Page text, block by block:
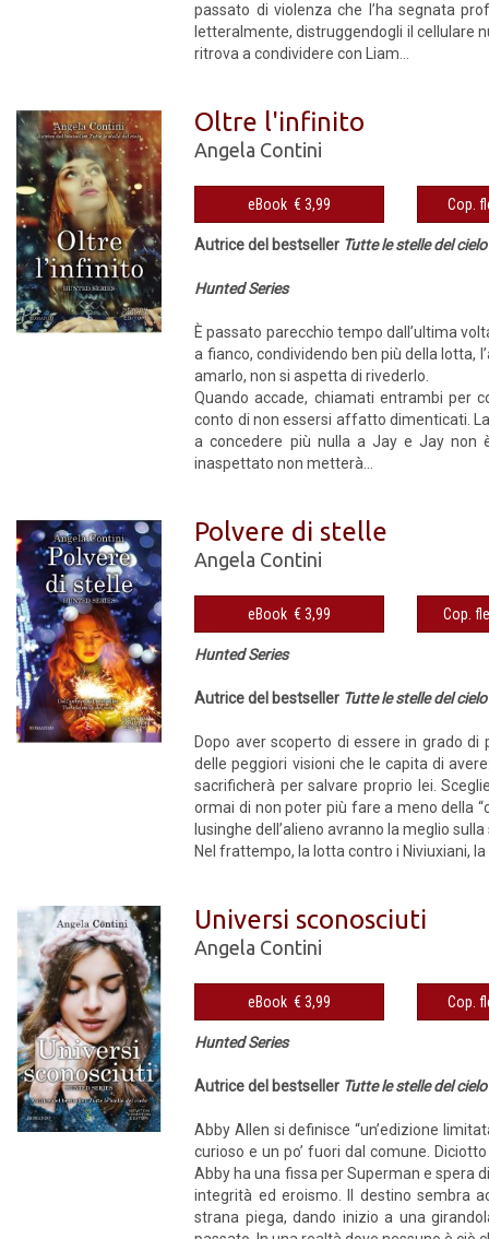
passato di violenza che l’ha segnata
letteralmente, distruggendogli il cellulare
ritrova a condividere con Liam...
Oltre l'infinito
Angela Contini
eBook € 3,99
Autrice del bestseller Tutte le stelle del cielo
Hunted Series
È passato parecchio tempo dall’ultima
a fianco, condividendo ben più della lotta,
amarlo, non si aspetta di rivederlo.
Quando accade, chiamati entrambi per
conto di non essersi affatto dimenticati.
a concedere più nulla a Jay e Jay non
inaspettato non metterà...
Polvere di stelle
Angela Contini
eBook € 3,99
Hunted Series
Autrice del bestseller Tutte le stelle del cielo
Dopo aver scoperto di essere in grado
delle peggiori visioni che le capita di
sacrificherà per salvare proprio lei.
ormai di non poter più fare a meno della
lusinghe dell’alieno avranno la meglio
Nel frattempo, la lotta contro i Niviuxiani,
Universi sconosciuti
Angela Contini
eBook € 3,99
Hunted Series
Autrice del bestseller Tutte le stelle del cielo
Abby Allen si definisce “un’edizione
curioso e un po’ fuori dal comune.
Abby ha una fissa per Superman e spera
integrità ed eroismo. Il destino sembra
strana piega, dando inizio a una